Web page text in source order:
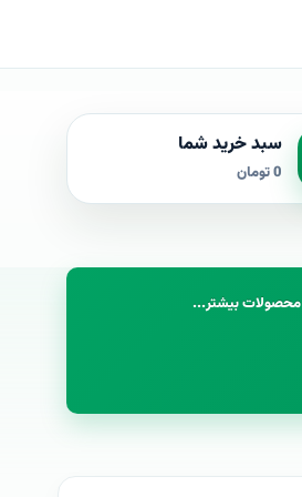
سبد خرید شما
0 تومان
محصولات بیشتر...